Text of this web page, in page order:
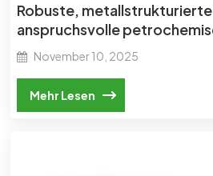
Robuste, metallstrukturierte
anspruchsvolle
Anwendungen.
November 10, 2025
Mehr Lesen